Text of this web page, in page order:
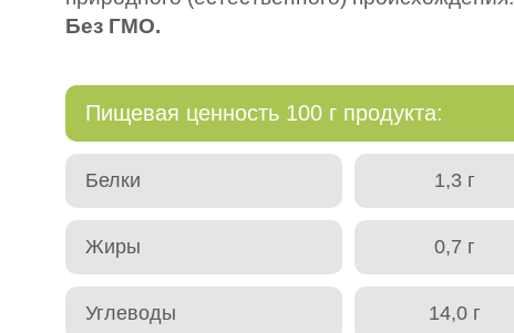
Без ГМО.
Пищевая ценность 100 г продукта:
Белки 1,3 г
Жиры 0,7 г
Углеводы 14,0 г